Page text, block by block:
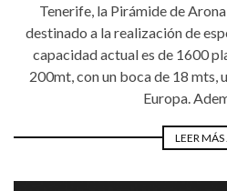
Tenerife, la Pirámide de
destinado a la realización de
capacidad actual es de 1600
200mt, con un boca de 18 mts,
Europa.
LEER MÁS ...